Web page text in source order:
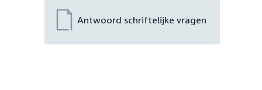
Antwoord schriftelijke vragen